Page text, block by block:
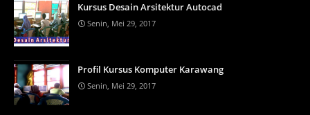
Kursus Desain Arsitektur Autocad
Senin, Mei 29, 2017
Profil Kursus Komputer Karawang
Senin, Mei 29, 2017